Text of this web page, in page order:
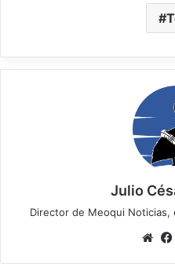
Julio
Director de Meoqui Noticias,